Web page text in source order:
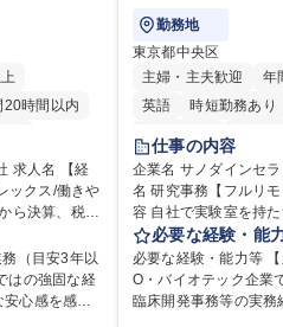
20時間以内
宅あり
ックス/働きや
まらず、ご
オフィスを支
算業務） ■管
（目安3年以
はの強固な経
心感を感じ
勤務地
東京都中央区
主婦・主夫歓迎
年
英語
時短勤務あり
交通費支給
仕事の内容
企業名 サノダインセラ
名 研究事務【フルリモー
容 自社で実験室を持
う当社にて、研究開発
学等）をつなぐハブと
などの研究事務全般をお任せ
注、検収、請求処理等
必要な経験・能
必要な経験・能力等
O・バイオテック企業
臨床開発事務等の実